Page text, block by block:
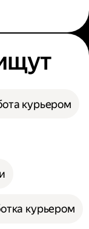
курьером
курьером